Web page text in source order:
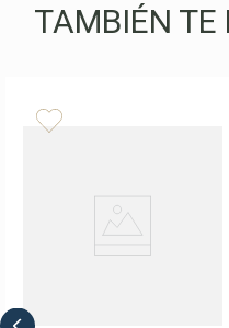
TAMBIÉN TE